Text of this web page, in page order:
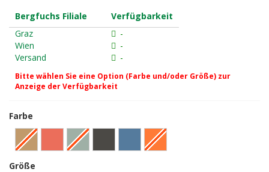
Bergfuchs Filiale
Verfügbarkeit
Graz
-
Wien
-
Versand
-
Bitte wählen Sie eine Option (Farbe und/oder Größe) zur
Anzeige der Verfügbarkeit
Farbe
Größe